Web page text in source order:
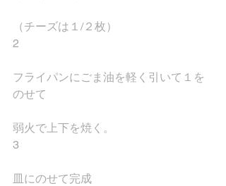
（チーズは１/２枚）
2
フライパンにごま油を軽く引いて１を
のせて
弱火で上下を焼く。
3
皿にのせて完成